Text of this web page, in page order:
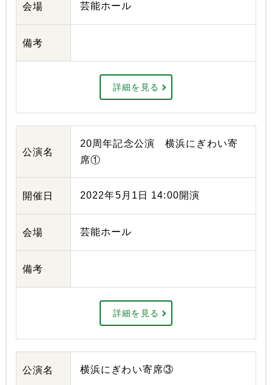
会場 芸能ホール
備考
詳細を見る
公演名
20周年記念公演 横浜にぎわい寄
席①
開催日 2022年5月1日 14:00開演
会場 芸能ホール
備考
詳細を見る
公演名 横浜にぎわい寄席③